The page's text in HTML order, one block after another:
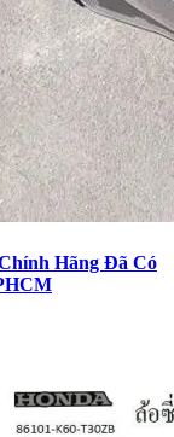
Hãng Đã Có